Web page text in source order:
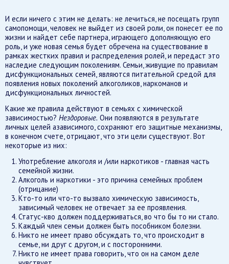
И если ничего с этим не делать: не лечиться, не посещать групп
самопомощи, человек не выйдет из своей роли, он понесет ее по
жизни и найдет себе партнера, играющего дополняющую его
роль, и уже новая семья будет обречена на существование в
рамках жестких правил и распределения ролей, и передаст это
наследие следующим поколениям. Семьи, живущие по правилам
дисфункциональных семей, являются питательной средой для
появления новых поколений алкоголиков, наркоманов и
дисфункциональных личностей.
Какие же правила действуют в семьях с химической
зависимостью? Нездоровые. Они появляются в результате
личных целей азависимого, сохраняют его защитные механизмы,
в конечном счете, отрицают, что эти цели существуют. Вот
некоторые из них:
Употребление алкоголя и /или наркотиков - главная часть
семейной жизни.
Алкоголь и наркотики - это причина семейных проблем
(отрицание)
Кто-то или что-то вызвало химическую зависимость,
зависимый человек не отвечает за ее проявления.
Статус-кво должен поддерживаться, во что бы то ни стало.
Каждый член семьи должен быть пособником болезни.
Никто не имеет право обсуждать то, что происходит в
семье, ни друг с другом, и с посторонними.
Никто не имеет права говорить, что он на самом деле